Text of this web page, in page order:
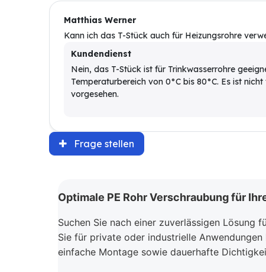
Matthias Werner
Kann ich das T-Stück auch für Heizungsrohre
Kundendienst
Nein, das T-Stück ist für Trinkwasserrohre
Temperaturbereich von 0°C bis 80°C. Es ist
vorgesehen.
Frage stellen
Optimale PE Rohr Verschraubung für
Suchen Sie nach einer zuverlässigen Lösung
Sie für private oder industrielle
einfache Montage sowie dauerhafte